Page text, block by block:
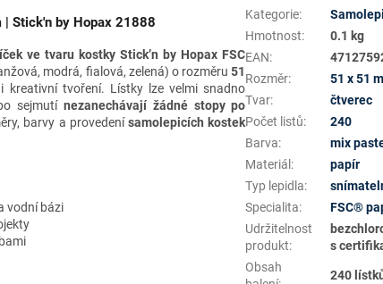
Stick'n by Hopax 21888
ve tvaru kostky Stick’n by Hopax FSC
modrá, fialová, zelená) o rozměru51
kreativní tvoření. Lístky lze velmi snadno
sejmutínezanechávají žádné stopy po
barvy a provedenísamolepicích kostek
vodní bázi
Kategorie:
Hmotnost:
0.1 kg
EAN:
Rozměr:
51 x 51
Tvar:
čtverec
Počet listů:
240
Barva:
mix
Materiál :
papír
Typ lepidla:
Specialita:
FSC®
Udržitelnost
produkt:
s
Obsah
240